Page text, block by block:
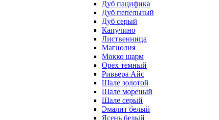
Дуб пацифика
Дуб пепельный
Дуб серый
Капучино
Лиственница
Магнолия
Мокко шарм
Орех темный
Ривьера Айс
Шале золотой
Шале мореный
Шале серый
Эмалит белый
Ясень белый